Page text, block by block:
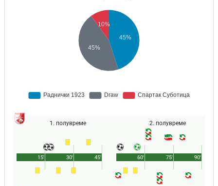
1. полувреме
45'
15' 30'
2. полувреме
90'
60' 75'